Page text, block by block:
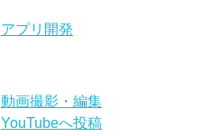
アプリ開発
動画撮影・編集
YouTubeへ投稿